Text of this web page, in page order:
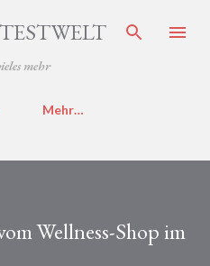
mehr
Mehr…
Wellness-Shop im